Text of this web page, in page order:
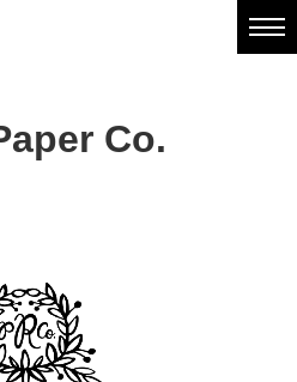
Co.